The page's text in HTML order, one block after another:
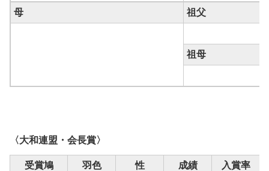
母 祖父
祖母
〈大和連盟・会長賞〉
受賞鳩 羽色 性 成績 入賞率